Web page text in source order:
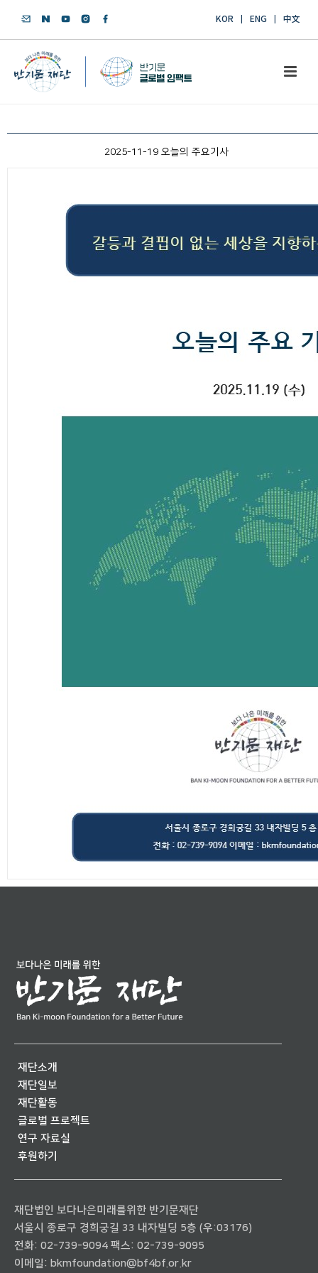
KOR ENG 中文
2025-11-19 오늘의 주요기사
재단소개
재단일보
재단활동
글로벌 프로젝트
연구 자료실
후원하기
재단법인 보다나은미래를위한 반기문재단
서울시 종로구 경희궁길 33 내자빌딩 5층 (우:03176)
전화: 02-739-9094 팩스: 02-739-9095
이메일: bkmfoundation@bf4bf.or.kr